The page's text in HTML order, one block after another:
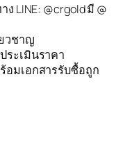
LINE: @crgold มี @
วชาญ
ระเมินราคา
อมเอกสารรับซื้อถูก